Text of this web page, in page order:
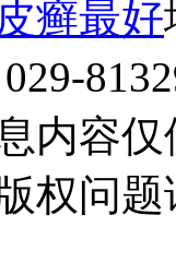
癣最好
内容
权问